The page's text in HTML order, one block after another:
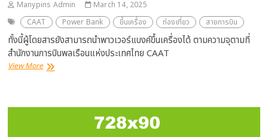
Manypins Admin
March 14, 2025
CAAT
Power Bank ขึ้นเครื่อง ท่องเที่ยว สายการบิน
ทั้งนี้ผู้โดยสารยังสามารถนำพาวเวอร์แบงค์ขึ้นเครื่องได้ ตามความจุตามที่
สำนักงานการบินพลเรือนแห่งประเทศไทย CAAT
View Moreสาย
ผู้